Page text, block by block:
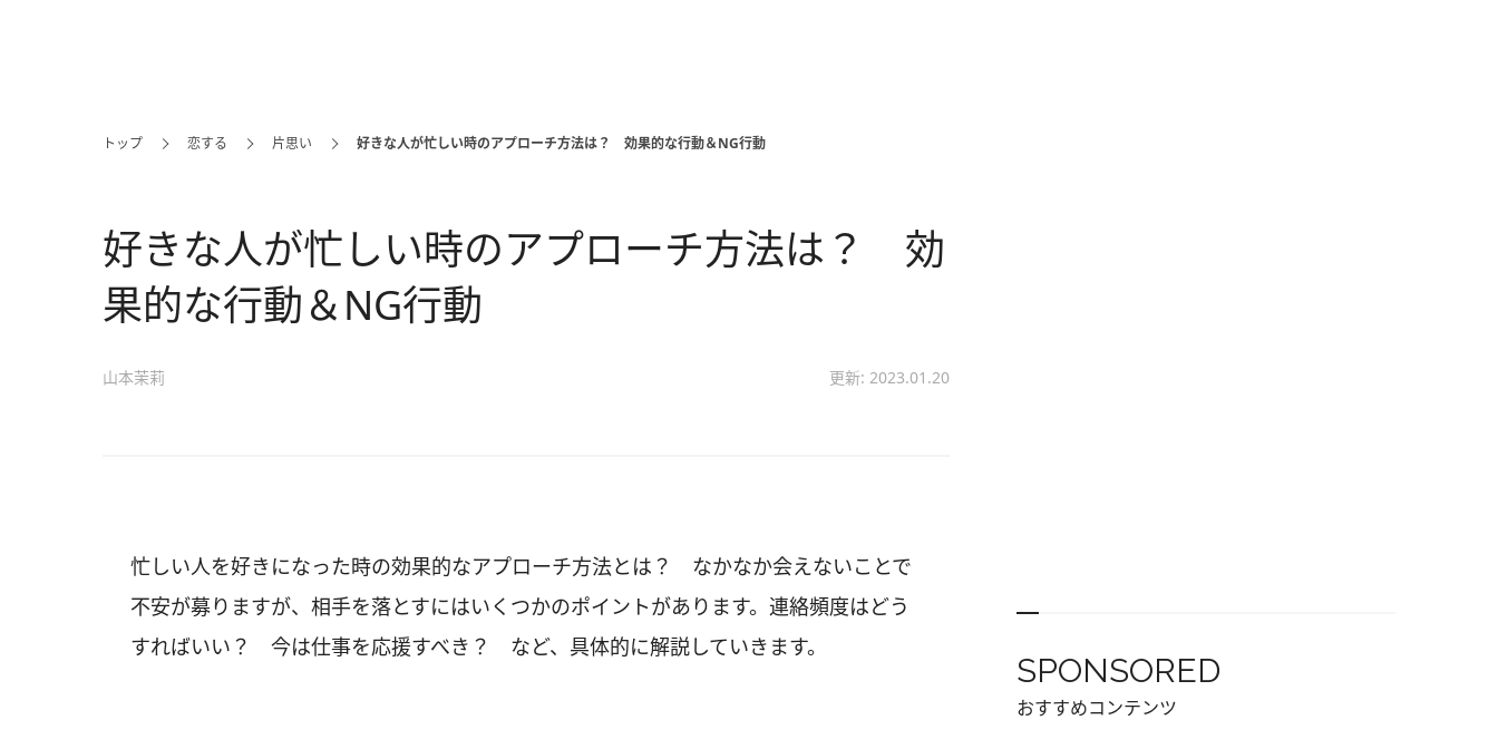
トップ 恋する 片思い 好きな人が忙しい時のアプローチ方法は？ 効果的な行動＆NG行動
好きな人が忙しい時のアプローチ方法は？ 効
果的な行動＆NG行動
山本茉莉 更新: 2023.01.20
忙しい人を好きになった時の効果的なアプローチ方法とは？ なかなか会えないことで
不安が募りますが、相手を落とすにはいくつかのポイントがあります。連絡頻度はどう
すればいい？ 今は仕事を応援すべき？ など、具体的に解説していきます。
SPONSORED
おすすめコンテンツ